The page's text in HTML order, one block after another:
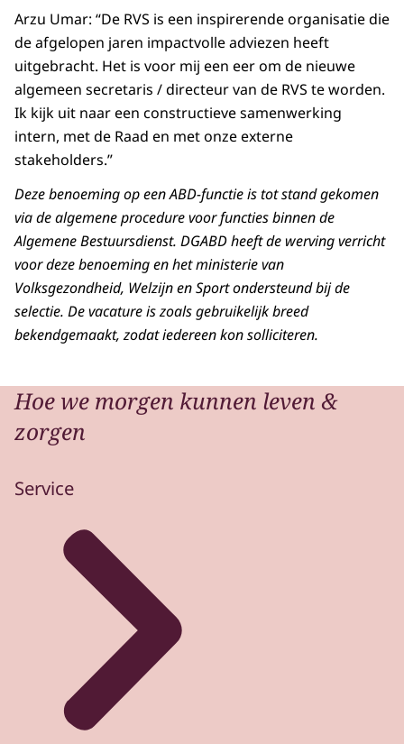
Arzu Umar: “De RVS is een inspirerende organisatie die
de afgelopen jaren impactvolle adviezen heeft
uitgebracht. Het is voor mij een eer om de nieuwe
algemeen secretaris / directeur van de RVS te worden.
Ik kijk uit naar een constructieve samenwerking
intern, met de Raad en met onze externe
stakeholders.”
Deze benoeming op een ABD-functie is tot stand gekomen
via de algemene procedure voor functies binnen de
Algemene Bestuursdienst. DGABD heeft de werving verricht
voor deze benoeming en het ministerie van
Volksgezondheid, Welzijn en Sport ondersteund bij de
selectie. De vacature is zoals gebruikelijk breed
bekendgemaakt, zodat iedereen kon solliciteren.
Hoe we morgen kunnen leven &
zorgen
Service